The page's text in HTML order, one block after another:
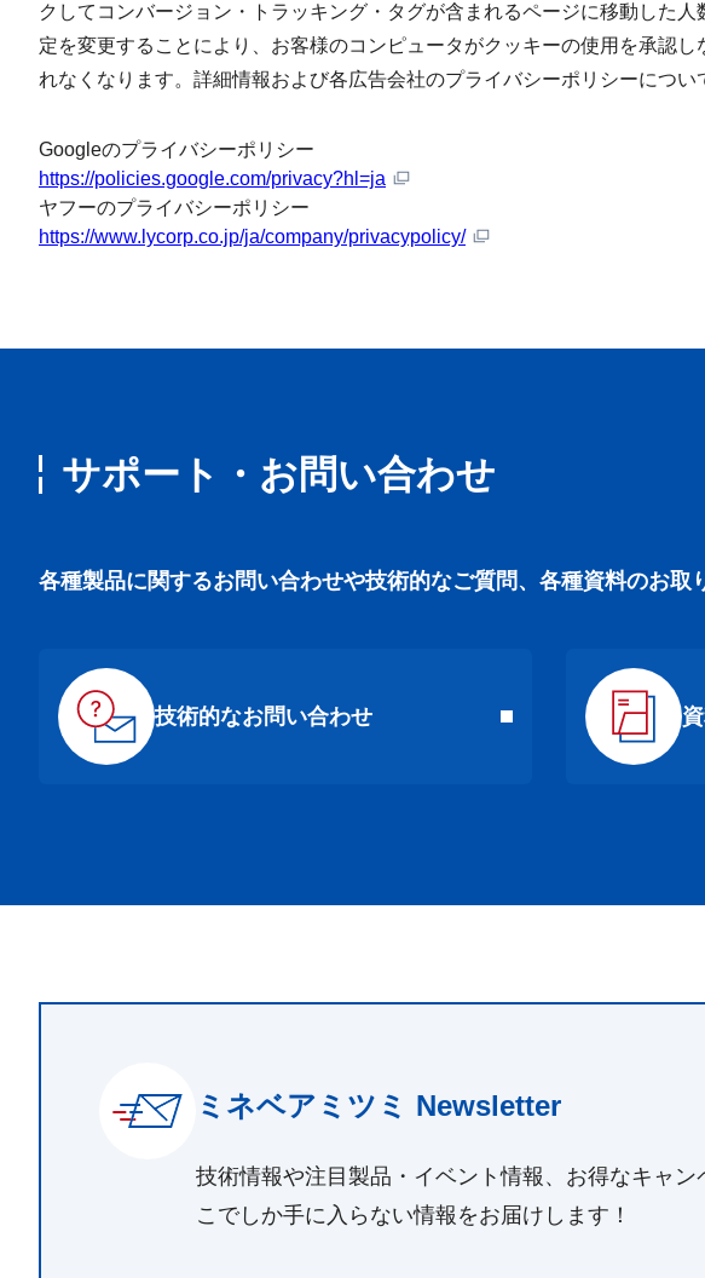
クしてコンバージョン・トラッキング・タグが含まれるページに移動した
定を変更することにより、お客様のコンピュータがクッキーの使用を承認
れなくなります。詳細情報および各広告会社のプライバシーポリシーについ
Googleのプライバシーポリシー
https://policies.google.com/privacy?hl=ja
ヤフーのプライバシーポリシー
https://www.lycorp.co.jp/ja/company/privacypolicy/
サポート・お問い合わせ
各種製品に関するお問い合わせや技術的なご質問、各種資料のお取
技術的なお問い合わせ
ミネベアミツミ Newsletter
技術情報や注目製品・イベント情報、お得なキャン
こでしか手に入らない情報をお届けします！